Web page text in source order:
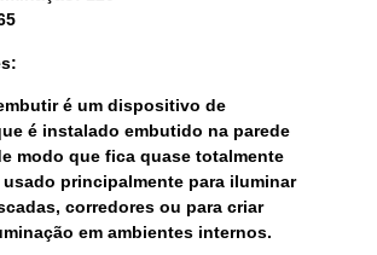
é um dispositivo de
é instalado embutido na parede
modo que fica quase totalmente
principalmente para iluminar
corredores ou para criar
em ambientes internos.